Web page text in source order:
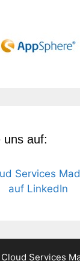
uns auf:
Services